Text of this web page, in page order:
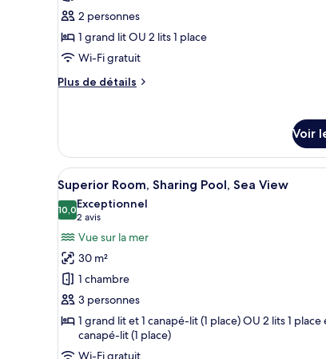
Sea
de
chambre :
Superior
Room,
2 personnes
1 grand lit OU 2 lits 1 place
Wi-Fi gratuit
Plus de détails
Plus
type
de
chambre
Superior
Room,
Front
Voir
Afficher
toutes
les
photos
pour
ce
type
de
chambre :
Superior
Une chambre à
6
Superior Room, Sharing Pool, Sea View
10,010,0 sur 10
Exceptionnel
2 avis
(2 avis)
Vue sur la mer
30 m²
1 chambre
3 personnes
1 grand lit et 1 canapé-lit (1 place) OU 2 lits 1 place
canapé-lit (1 place)
Wi-Fi gratuit